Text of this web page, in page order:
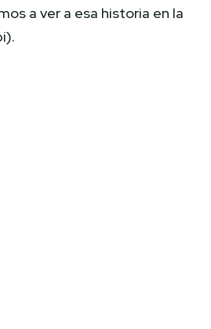
a ver a esa historia en la